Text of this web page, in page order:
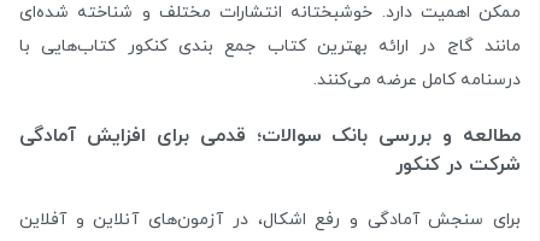
ممکن اهمیت دارد. خوشبختانه انتشارات مختلف و شناخته شده‌ای
مانند گاج در ارائه بهترین کتاب جمع بندی کنکور کتاب‌هایی با
درسنامه کامل عرضه می‌کنند.
مطالعه و بررسی بانک سوالات؛ قدمی برای افزایش آمادگی
شرکت در کنکور
برای سنجش آمادگی و رفع اشکال، در آزمون‌های آنلاین و آفلاین